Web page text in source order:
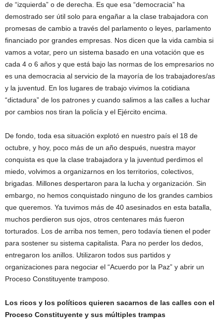
de “izquierda” o de derecha. Es que esa “democracia” ha
demostrado ser útil solo para engañar a la clase trabajadora con
promesas de cambio a través del parlamento o leyes, parlamento
financiado por grandes empresas. Nos dicen que la vida cambia si
vamos a votar, pero un sistema basado en una votación que es
cada 4 o 6 años y que está bajo las normas de los empresarios no
es una democracia al servicio de la mayoría de los trabajadores/as
y la juventud. En los lugares de trabajo vivimos la cotidiana
“dictadura” de los patrones y cuando salimos a las calles a luchar
por cambios nos tiran la policía y el Ejército encima.
De fondo, toda esa situación explotó en nuestro país el 18 de
octubre, y hoy, poco más de un año después, nuestra mayor
conquista es que la clase trabajadora y la juventud perdimos el
miedo, volvimos a organizarnos en los territorios, colectivos,
brigadas. Millones despertaron para la lucha y organización. Sin
embargo, no hemos conquistado ninguno de los grandes cambios
que queremos. Ya tuvimos más de 40 asesinados en esta batalla,
muchos perdieron sus ojos, otros centenares más fueron
torturados. Los de arriba nos temen, pero todavía tienen el poder
para sostener su sistema capitalista. Para no perder los dedos,
entregaron los anillos. Utilizaron todos sus partidos y
organizaciones para negociar el “Acuerdo por la Paz” y abrir un
Proceso Constituyente tramposo.
Los ricos y los políticos quieren sacarnos de las calles con el
Proceso Constituyente y sus múltiples trampas